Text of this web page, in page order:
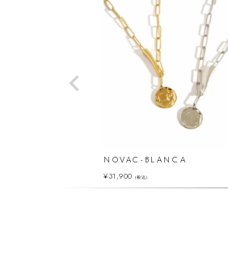
NOVAC-BLANCA
¥31,900 （税込）